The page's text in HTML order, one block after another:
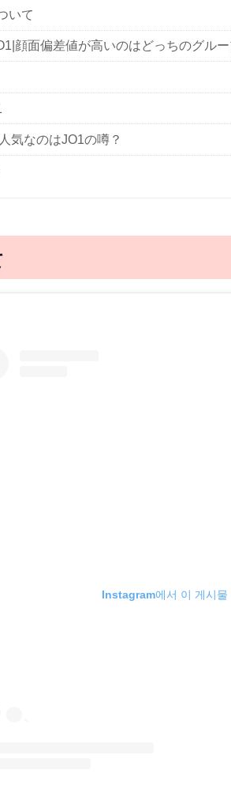
いて
顔面偏差値が高いのはどっちのグルー
気なのはJO1の噂？
Instagram에서 이 게시물